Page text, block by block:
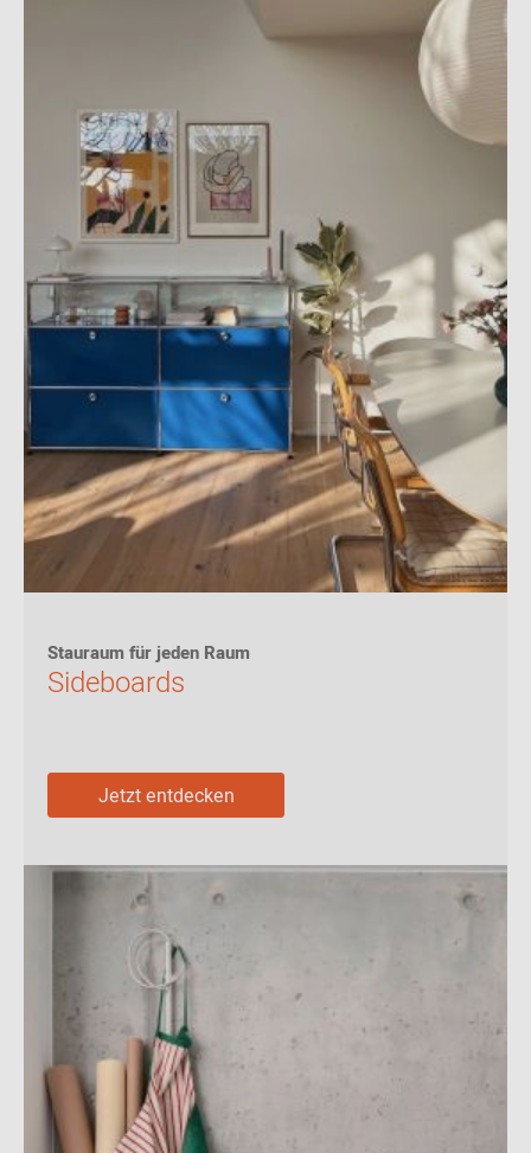
Stauraum für jeden Raum
Sideboards
Jetzt entdecken